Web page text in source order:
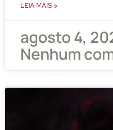
LEIA MAIS »
agosto 4,
Nenhum